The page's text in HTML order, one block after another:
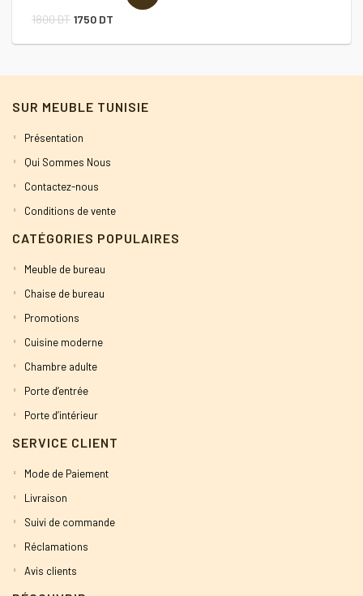
1800DT Le
prix
1800 DT.
1750 DT
prix
1750 DT.
SUR MEUBLE TUNISIE
Présentation
Qui Sommes Nous
Contactez-nous
Conditions de vente
CATÉGORIES POPULAIRES
Meuble de bureau
Chaise de bureau
Promotions
Cuisine moderne
Chambre adulte
Porte d’entrée
Porte d’intérieur
SERVICE CLIENT
Mode de Paiement
Livraison
Suivi de commande
Réclamations
Avis clients